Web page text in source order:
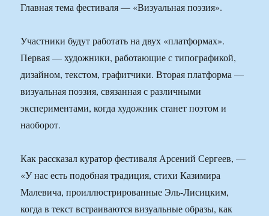
Главная тема фестиваля — «Визуальная поэзия».
Участники будут работать на двух «платформах».
Первая — художники, работающие с типографикой,
дизайном, текстом, графитчики. Вторая платформа —
визуальная поэзия, связанная с различными
экспериментами, когда художник станет поэтом и
наоборот.
Как рассказал куратор фестиваля Арсений Сергеев, —
«У нас есть подобная традиция, стихи Казимира
Малевича, проиллюстрированные Эль-Лисицким,
когда в текст встраиваются визуальные образы, как